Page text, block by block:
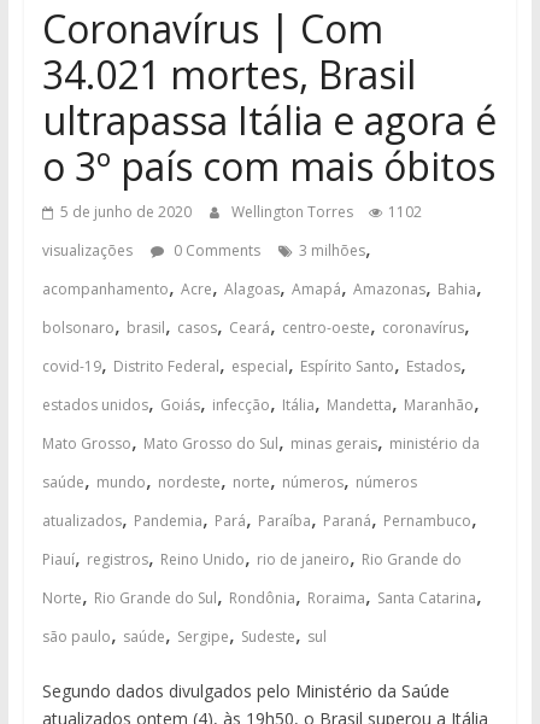
Coronavírus | Com
34.021 mortes, Brasil
ultrapassa Itália e agora é
o 3º país com mais óbitos
5 de junho de 2020 Wellington Torres
1102
visualizações
0 Comments 3 milhões,
acompanhamento, Acre, Alagoas, Amapá, Amazonas, Bahia,
bolsonaro, brasil, casos, Ceará, centro-oeste, coronavírus,
covid-19, Distrito Federal, especial, Espírito Santo, Estados,
estados unidos, Goiás, infecção, Itália, Mandetta, Maranhão,
Mato Grosso, Mato Grosso do Sul, minas gerais, ministério da
saúde, mundo, nordeste, norte, números, números
atualizados, Pandemia, Pará, Paraíba, Paraná, Pernambuco,
Piauí, registros, Reino Unido, rio de janeiro, Rio Grande do
Norte, Rio Grande do Sul, Rondônia, Roraima, Santa Catarina,
são paulo, saúde, Sergipe, Sudeste, sul
Segundo dados divulgados pelo Ministério da Saúde
atualizados ontem (4), às 19h50, o Brasil superou a Itália